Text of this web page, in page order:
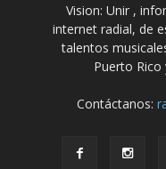
Vision: Unir ,
internet radial, de
talentos
Puerto Rico
Contáctanos: